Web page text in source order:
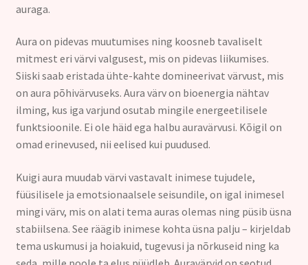
auraga.
Aura on pidevas muutumises ning koosneb tavaliselt
mitmest eri värvi valgusest, mis on pidevas liikumises.
Siiski saab eristada ühte-kahte domineerivat värvust, mis
on aura põhivärvuseks. Aura värv on bioenergia nähtav
ilming, kus iga varjund osutab mingile energeetilisele
funktsioonile. Ei ole häid ega halbu auravärvusi. Kõigil on
omad erinevused, nii eelised kui puudused.
Kuigi aura muudab värvi vastavalt inimese tujudele,
füüsilisele ja emotsionaalsele seisundile, on igal inimesel
mingi värv, mis on alati tema auras olemas ning püsib üsna
stabiilsena. See räägib inimese kohta üsna palju – kirjeldab
tema uskumusi ja hoiakuid, tugevusi ja nõrkuseid ning ka